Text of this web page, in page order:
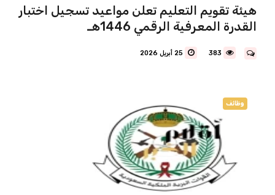
هيئة تقويم التعليم تعلن مواعيد تسجيل اختبار
القدرة المعرفية الرقمي 1446هـ
383 25 أبريل 2026
وظائف